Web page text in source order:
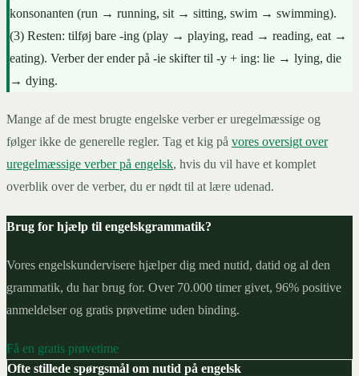
konsonanten (run → running, sit → sitting, swim → swimming).
(3) Resten: tilføj bare -ing (play → playing, read → reading, eat →
eating). Verber der ender på -ie skifter til -y + ing: lie → lying, die
→ dying.
Mange af de mest brugte engelske verber er uregelmæssige og
følger ikke de generelle regler. Tag et kig på vores oversigt over
uregelmæssige verber på engelsk, hvis du vil have et komplet
overblik over de verber, du er nødt til at lære udenad.
Brug for hjælp til engelskgrammatik?
Vores engelskundervisere hjælper dig med nutid, datid og al den
grammatik, du har brug for. Over 70.000 timer givet, 96% positive
anmeldelser og gratis prøvetime uden binding.
Få en gratis prøvetime
Ofte stillede spørgsmål om nutid på engelsk